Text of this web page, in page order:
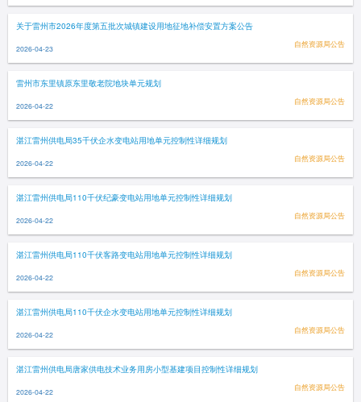
关于雷州市2026年度第五批次城镇建设用地征地补偿安置方案公告
2026-04-23 自然资源局公告
雷州市东里镇原东里敬老院地块单元规划
2026-04-22 自然资源局公告
湛江雷州供电局35千伏企水变电站用地单元控制性详细规划
2026-04-22 自然资源局公告
湛江雷州供电局110千伏纪豪变电站用地单元控制性详细规划
2026-04-22 自然资源局公告
湛江雷州供电局110千伏客路变电站用地单元控制性详细规划
2026-04-22 自然资源局公告
湛江雷州供电局110千伏企水变电站用地单元控制性详细规划
2026-04-22 自然资源局公告
湛江雷州供电局唐家供电技术业务用房小型基建项目控制性详细规划
2026-04-22 自然资源局公告